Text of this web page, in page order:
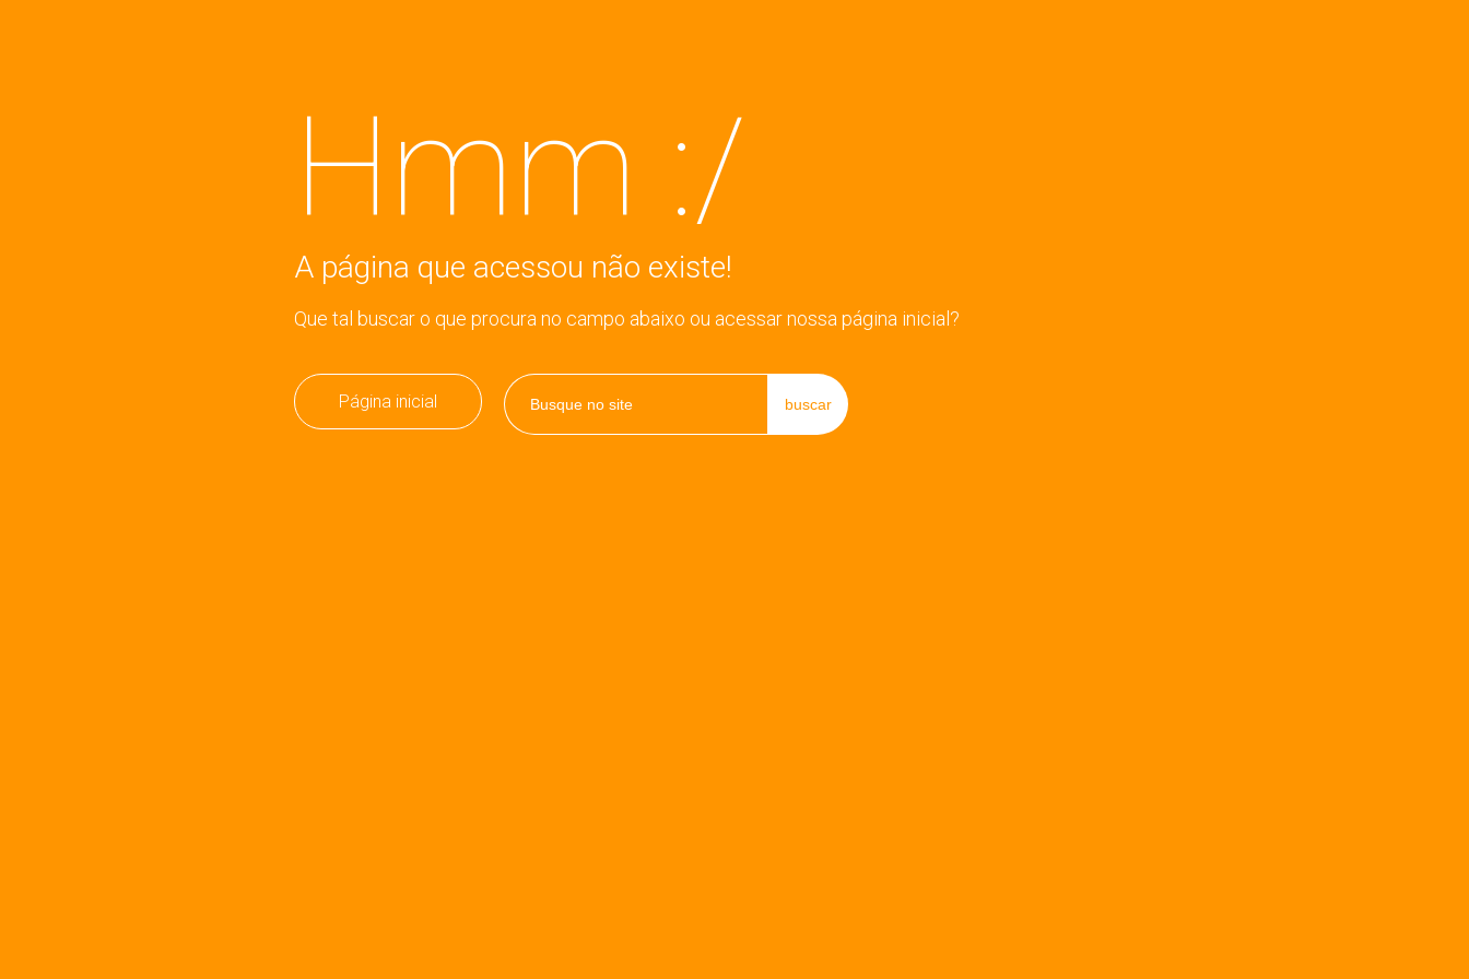
Hmm :/
A página que acessou não existe!
Que tal buscar o que procura no campo abaixo ou acessar nossa página inicial?
Página inicial